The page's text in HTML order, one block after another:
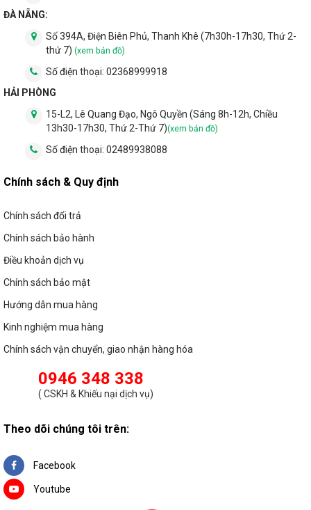
ĐÀ NẴNG:
Số 394A, Điện Biên Phủ, Thanh Khê (7h30h-17h30, Thứ 2-
thứ 7) (xem bản đồ)
Số điện thoại: 02368999918
HẢI PHÒNG
15-L2, Lê Quang Đạo, Ngô Quyền (Sáng 8h-12h, Chiều
13h30-17h30, Thứ 2-Thứ 7)(xem bản đồ)
Số điện thoại: 02489938088
Chính sách & Quy định
Chính sách đổi trả
Chính sách bảo hành
Điều khoản dịch vụ
Chính sách bảo mật
Hướng dẫn mua hàng
Kinh nghiệm mua hàng
Chính sách vận chuyển, giao nhận hàng hóa
0946 348 338
( CSKH & Khiếu nại dịch vụ)
Theo dõi chúng tôi trên:
Facebook
Youtube